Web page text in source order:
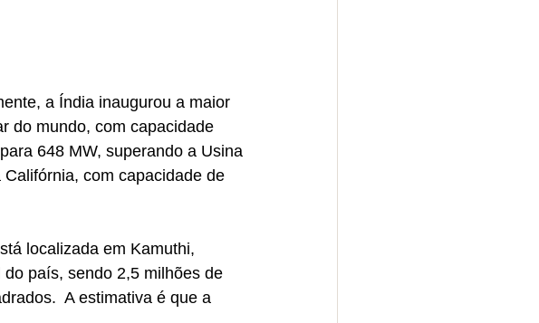
a Índia inaugurou a maior
do mundo, com capacidade
648 MW, superando a Usina
Califórnia, com capacidade de
localizada em Kamuthi,
do país, sendo 2,5 milhões de
A estimativa é que a